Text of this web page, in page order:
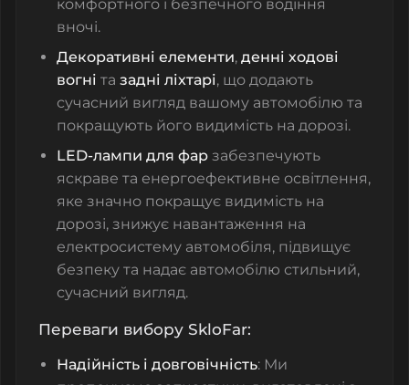
комфортного і безпечного водіння
вночі.
Декоративні елементи, денні ходові
вогні та задні ліхтарі, що додають
сучасний вигляд вашому автомобілю та
покращують його видимість на дорозі.
LED-лампи для фар забезпечують
яскраве та енергоефективне освітлення,
яке значно покращує видимість на
дорозі, знижує навантаження на
електросистему автомобіля, підвищує
безпеку та надає автомобілю стильний,
сучасний вигляд.
Переваги вибору SkloFar:
Надійність і довговічність: Ми